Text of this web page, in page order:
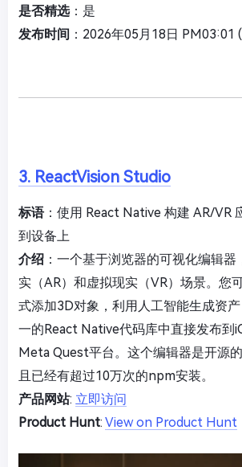
是否精选：是
发布时间 ：2026年05月18日 PM03:01
3. ReactVision Studio
标语：使用 React Native 构建 AR/VR
到设备上
介绍 ：一个基于浏览器的可视化编辑
实（AR）和虚拟现实（VR）场景。您
式添加3D对象，利用人工智能生成资
一的React Native代码库中直接发布到
Meta Quest平台。这个编辑器是开源
且已经有超过10万次的npm安装。
产品网站: 立即访问
Product Hunt: View on Product Hunt